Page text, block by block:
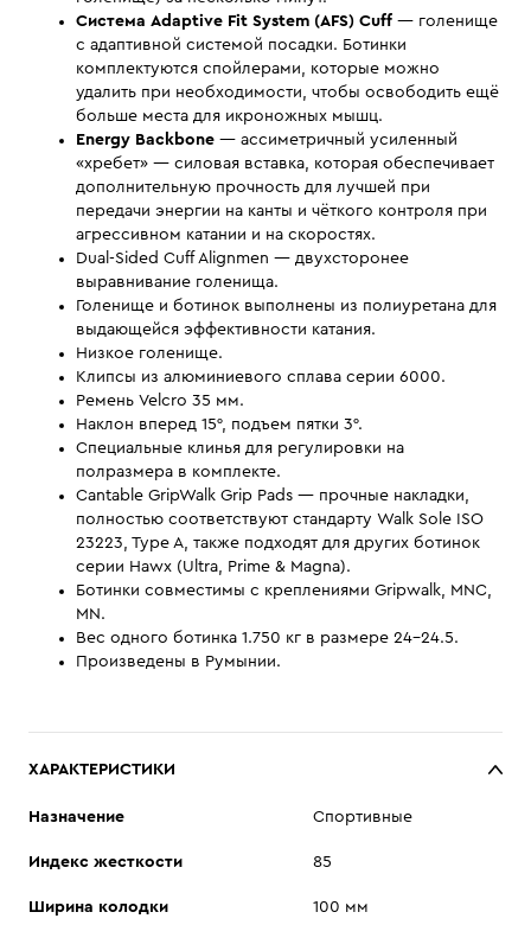
Система Adaptive Fit System (AFS) Cuff — голенище
с адаптивной системой посадки. Ботинки
комплектуются спойлерами, которые можно
удалить при необходимости, чтобы освободить ещё
больше места для икроножных мышц.
Energy Backbone — ассиметричный усиленный
«хребет» — силовая вставка, которая обеспечивает
дополнительную прочность для лучшей при
передачи энергии на канты и чёткого контроля при
агрессивном катании и на скоростях.
Dual-Sided Cuff Alignmen — двухсторонее
выравнивание голенища.
Голенище и ботинок выполнены из полиуретана для
выдающейся эффективности катания.
Низкое голенище.
Клипсы из алюминиевого сплава серии 6000.
Ремень Velcro 35 мм.
Наклон вперед 15°, подъем пятки 3°.
Специальные клинья для регулировки на
полразмера в комплекте.
Cantable GripWalk Grip Pads — прочные накладки,
полностью соответствуют стандарту Walk Sole ISO
23223, Type A, также подходят для других ботинок
серии Hawx (Ultra, Prime & Magna).
Ботинки совместимы с креплениями Gripwalk, MNC,
MN.
Вес одного ботинка 1.750 кг в размере 24-24.5.
Произведены в Румынии.
ХАРАКТЕРИСТИКИ
Назначение Спортивные
Индекс жесткости 85
Ширина колодки 100 мм